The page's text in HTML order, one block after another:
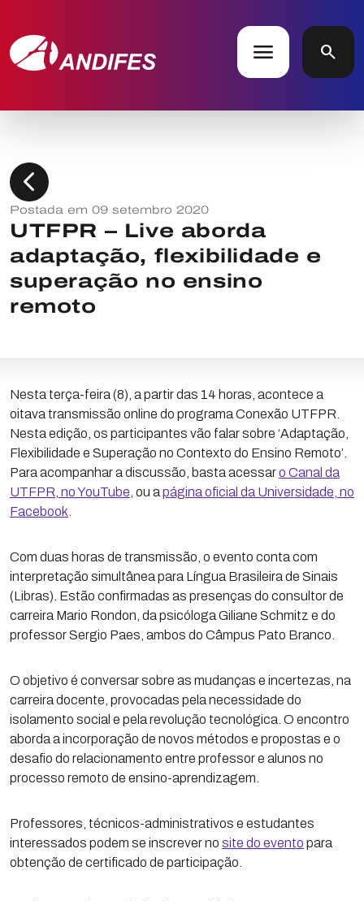
menu search
chevron_left
Postada em 09 setembro 2020
UTFPR – Live aborda
adaptação, flexibilidade e
superação no ensino
remoto
Nesta terça-feira (8), a partir das 14 horas, acontece a
oitava transmissão online do programa Conexão UTFPR.
Nesta edição, os participantes vão falar sobre ‘Adaptação,
Flexibilidade e Superação no Contexto do Ensino Remoto’.
Para acompanhar a discussão, basta acessaro Canal da
UTFPR, no YouTube , ou a página oficial da Universidade, no
Facebook
Com duas horas de transmissão, o evento conta com
interpretação simultânea para Língua Brasileira de Sinais
(Libras). Estão confirmadas as presenças do consultor de
carreira Mario Rondon, da psicóloga Giliane Schmitz e do
professor Sergio Paes, ambos do Câmpus Pato Branco.
O objetivo é conversar sobre as mudanças e incertezas, na
carreira docente, provocadas pela necessidade do
isolamento social e pela revolução tecnológica. O encontro
aborda a incorporação de novos métodos e propostas e o
desafio do relacionamento entre professor e alunos no
processo remoto de ensino-aprendizagem.
Professores, técnicos-administrativos e estudantes
interessados podem se inscrever no site do evento para
obtenção de certificado de participação.